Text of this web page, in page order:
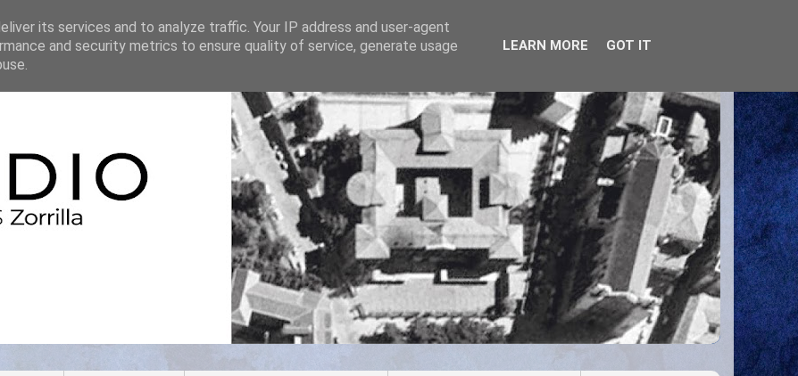
its services and to analyze traffic. Your IP address and user-agent
and security metrics to ensure quality of service, generate usage
LEARN MORE GOT IT